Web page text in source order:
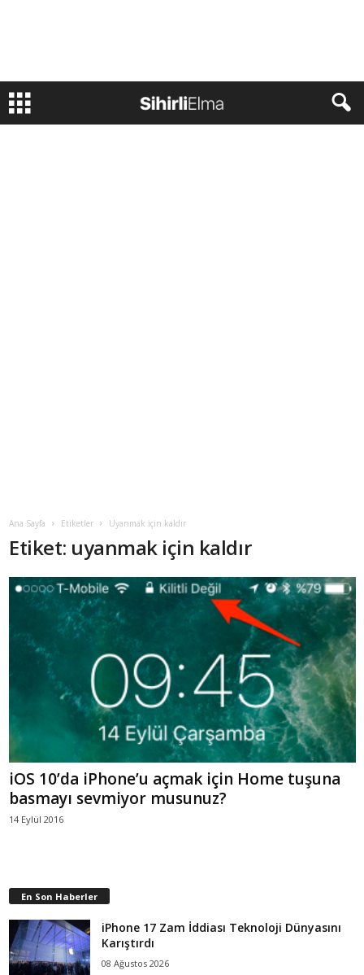
Ana Sayfa Etiketler Uyanmak için kaldır
Etiket: uyanmak için kaldır
iOS 10’da iPhone’u açmak için Home tuşuna
basmayı sevmiyor musunuz?
14 Eylül 2016
En Son Haberler
iPhone 17 Zam İddiası Teknoloji Dünyasını
Karıştırdı
08 Ağustos 2026